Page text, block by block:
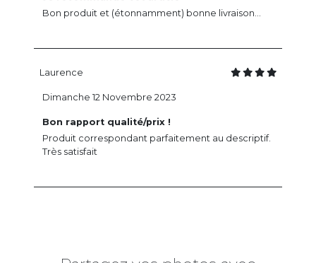
Bon produit et (étonnamment) bonne livraison...
Laurence
Bon rapport qualité/prix !
Produit correspondant parfaitement au descriptif.
Très satisfait
Dimanche 12 Novembre 2023